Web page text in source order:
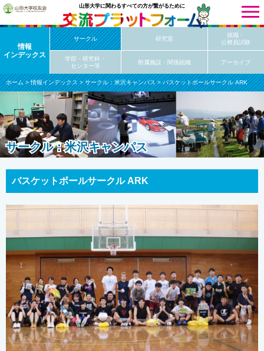
山形大学に関わるすべての方が繋がるために
ニュース
サークル 研究室
同窓会 学部・学科
施設 校友会
イベント
サークル 研究室
同窓会 学部・学科
同窓会
地域教育文化学部同窓会
蔵王会 樹氷会
米沢工業会 鶴窓会
マレーシア同窓会 インドネシア同窓会
情報
インデックス
サークル 研究室
就職・
公務員試験
学部・研究科・
センター等
附属施設・関係組織 アーカイブ
ホーム>情報インデックス>サークル：米沢キャンパス> バスケットボールサークル ARK
サークル：米沢キャンパス
サークル：米沢キャンパス
バスケットボールサークル ARK